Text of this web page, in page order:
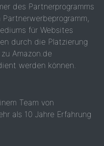
des Partnerprogramms
für Websites
durch die Platzierung
Amazon.de
werden können.
Team von
als 10 Jahre Erfahrung